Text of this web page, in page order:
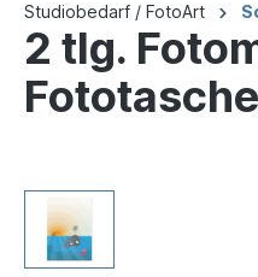
Studiobedarf / FotoArt
2 tlg.